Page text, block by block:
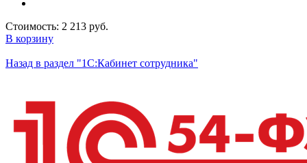
Стоимость: 2 213 руб.
В корзину
Назад в раздел "1С:Кабинет сотрудника"